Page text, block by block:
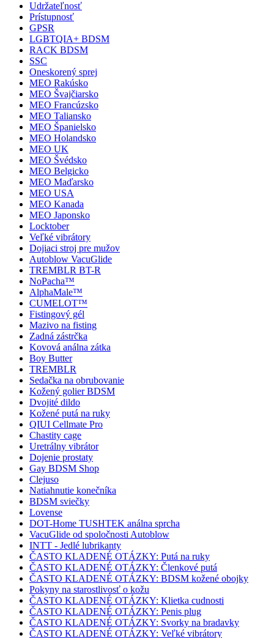
Udržateľnosť
Prístupnosť
GPSR
LGBTQIA+ BDSM
RACK BDSM
SSC
Oneskorený sprej
MEO Rakúsko
MEO Švajčiarsko
MEO Francúzsko
MEO Taliansko
MEO Španielsko
MEO Holandsko
MEO UK
MEO Švédsko
MEO Belgicko
MEO Maďarsko
MEO USA
MEO Kanada
MEO Japonsko
Locktober
Veľké vibrátory
Dojiaci stroj pre mužov
Autoblow VacuGlide
TREMBLR BT-R
NoPacha™
AlphaMale™
CUMELOT™
Fistingový gél
Mazivo na fisting
Zadná zástrčka
Kovová análna zátka
Boy Butter
TREMBLR
Sedačka na obrubovanie
Kožený golier BDSM
Dvojité dildo
Kožené putá na ruky
QIUI Cellmate Pro
Chastity cage
Uretrálny vibrátor
Dojenie prostaty
Gay BDSM Shop
Clejuso
Natiahnutie konečníka
BDSM sviečky
Lovense
DOT-Home TUSHTEK análna sprcha
VacuGlide od spoločnosti Autoblow
INTT - Jedlé lubrikanty
ČASTO KLADENÉ OTÁZKY: Putá na ruky
ČASTO KLADENÉ OTÁZKY: Členkové putá
ČASTO KLADENÉ OTÁZKY: BDSM kožené obojky
Pokyny na starostlivosť o kožu
ČASTO KLADENÉ OTÁZKY: Klietka cudnosti
ČASTO KLADENÉ OTÁZKY: Penis plug
ČASTO KLADENÉ OTÁZKY: Svorky na bradavky
ČASTO KLADENÉ OTÁZKY: Veľké vibrátory